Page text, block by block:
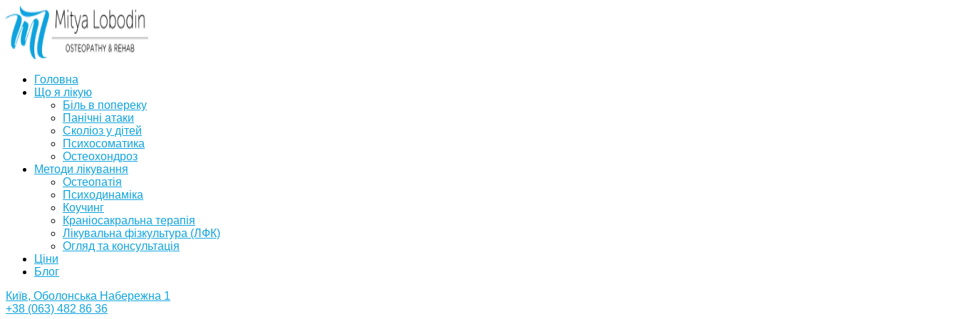
Головна
Що я лікую
Біль в попереку
Панічні атаки
Сколіоз у дітей
Психосоматика
Остеохондроз
Методи лікування
Остеопатія
Психодинаміка
Коучинг
Краніосакральна терапія
Лікувальна фізкультура (ЛФК)
Огляд та консультація
Ціни
Блог
Київ, Оболонська Набережна 1
+38 (063) 482 86 36